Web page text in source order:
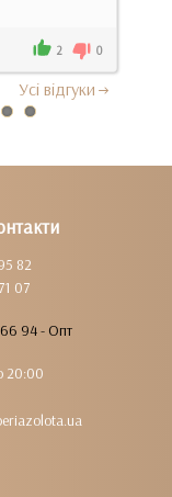
2 0
Усi вiдгуки
82
07
94 - Опт
20:00